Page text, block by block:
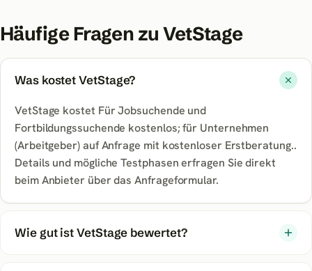
Häufige Fragen zuVetStage
Was kostet VetStage?
VetStage kostet Für Jobsuchende und
Fortbildungssuchende kostenlos; für Unternehmen
(Arbeitgeber) auf Anfrage mit kostenloser Erstberatung..
Details und mögliche Testphasen erfragen Sie direkt
beim Anbieter über das Anfrageformular.
Wie gut ist VetStage bewertet?